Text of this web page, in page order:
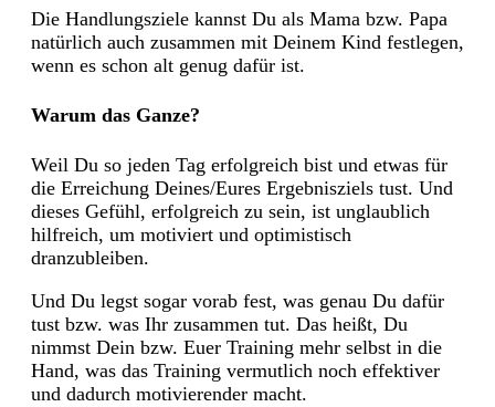
Die Handlungsziele kannst Du als Mama bzw. Papa
natürlich auch zusammen mit Deinem Kind festlegen,
wenn es schon alt genug dafür ist.
Warum das Ganze?
Weil Du so jeden Tag erfolgreich bist und etwas für
die Erreichung Deines/Eures Ergebnisziels tust. Und
dieses Gefühl, erfolgreich zu sein, ist unglaublich
hilfreich, um motiviert und optimistisch
dranzubleiben.
Und Du legst sogar vorab fest, was genau Du dafür
tust bzw. was Ihr zusammen tut. Das heißt, Du
nimmst Dein bzw. Euer Training mehr selbst in die
Hand, was das Training vermutlich noch effektiver
und dadurch motivierender macht.